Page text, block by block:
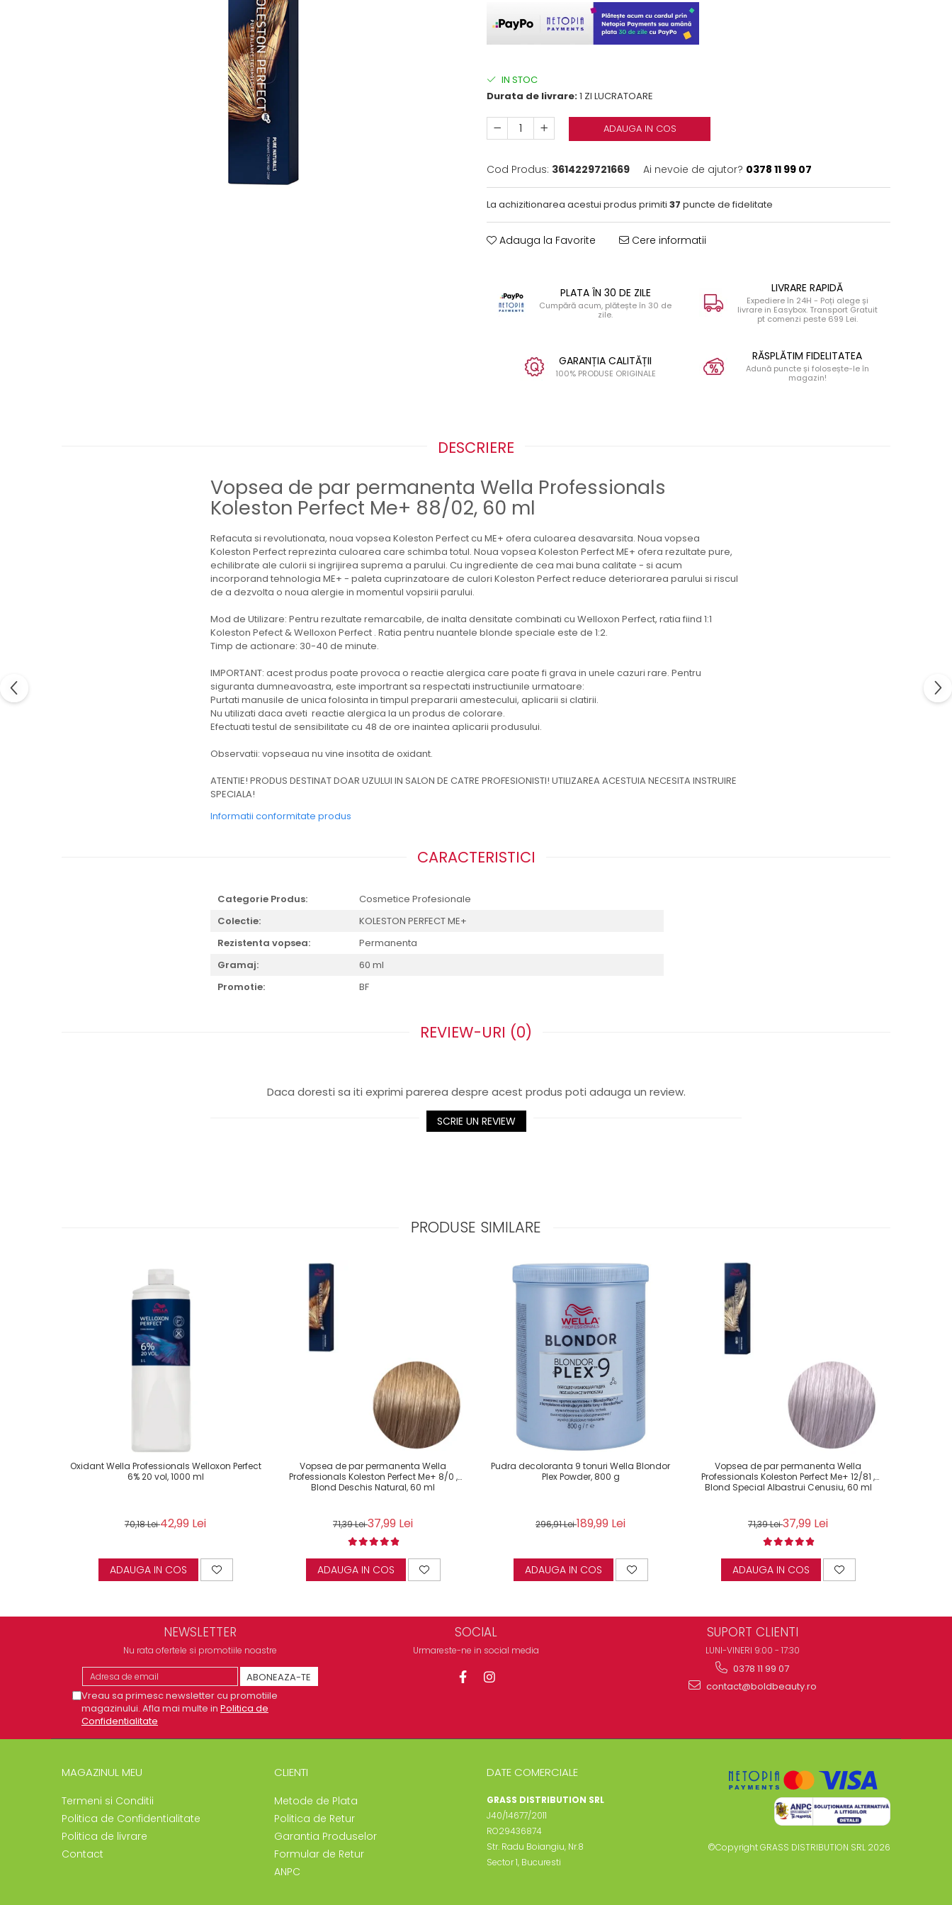
IN STOC
Durata de livrare:1 ZI LUCRATOARE
ADAUGA IN COS
Cod Produs: 3614229721669 Ai nevoie de ajutor? 0378 11 99 07
La achizitionarea acestui produs primiti 37 puncte de fidelitate
Adauga la Favorite Cere informatii
PLATA ÎN 30 DE ZILE
Cumpără acum, plătește în 30 de
zile.
LIVRARE RAPIDĂ
Expediere în 24H - Poți alege și
livrare in Easybox. Transport Gratuit
pt comenzi peste 699 Lei.
GARANȚIA CALITĂȚII
100% PRODUSE ORIGINALE
RĂSPLĂTIM FIDELITATEA
Adună puncte și folosește-le în
magazin!
DESCRIERE
Vopsea de par permanenta Wella Professionals
Koleston Perfect Me+ 88/02, 60 ml
Refacuta si revolutionata, noua vopsea Koleston Perfect cu ME+ ofera culoarea desavarsita. Noua vopsea
Koleston Perfect reprezinta culoarea care schimba totul. Noua vopsea Koleston Perfect ME+ ofera rezultate pure,
echilibrate ale culorii si ingrijirea suprema a parului. Cu ingrediente de cea mai buna calitate - si acum
incorporand tehnologia ME+ - paleta cuprinzatoare de culori Koleston Perfect reduce deteriorarea parului si riscul
de a dezvolta o noua alergie in momentul vopsirii parului.
Mod de Utilizare: Pentru rezultate remarcabile, de inalta densitate combinati cu Welloxon Perfect, ratia fiind 1:1
Koleston Pefect & Welloxon Perfect . Ratia pentru nuantele blonde speciale este de 1:2.
Timp de actionare: 30-40 de minute.
IMPORTANT: acest produs poate provoca o reactie alergica care poate fi grava in unele cazuri rare. Pentru
siguranta dumneavoastra, este importrant sa respectati instructiunile urmatoare:
Purtati manusile de unica folosinta in timpul prepararii amestecului, aplicarii si clatirii.
Nu utilizati daca aveti reactie alergica la un produs de colorare.
Efectuati testul de sensibilitate cu 48 de ore inaintea aplicarii produsului.
Observatii: vopseaua nu vine insotita de oxidant.
ATENTIE! PRODUS DESTINAT DOAR UZULUI IN SALON DE CATRE PROFESIONISTI! UTILIZAREA ACESTUIA NECESITA INSTRUIRE
SPECIALA!
Informatii conformitate produs
CARACTERISTICI
Categorie Produs:
Cosmetice Profesionale
Colectie:
KOLESTON PERFECT ME+
Rezistenta vopsea:
Permanenta
Gramaj:
60 ml
Promotie:
BF
REVIEW-URI (0)
Daca doresti sa iti exprimi parerea despre acest produs poti adauga un review.
SCRIE UN REVIEW
PRODUSE SIMILARE
Oxidant Wella Professionals Welloxon Perfect
6% 20 vol, 1000 ml
70,18 Lei42,99 Lei
ADAUGA IN COS
Vopsea de par permanenta Wella
Professionals Koleston Perfect Me+ 8/0 ,
Blond Deschis Natural, 60 ml
71,39 Lei37,99 Lei
ADAUGA IN COS
Pudra decoloranta 9 tonuri Wella Blondor
Plex Powder, 800 g
296,91 Lei189,99 Lei
ADAUGA IN COS
Vopsea de par permanenta Wella
Professionals Koleston Perfect Me+ 12/81 ,
Blond Special Albastrui Cenusiu, 60 ml
71,39 Lei37,99 Lei
ADAUGA IN COS
NEWSLETTER
Nu rata ofertele si promotiile noastre
Vreau sa primesc newsletter cu promotiile
magazinului. Afla mai multe in Politica de
Confidentialitate
SOCIAL
Urmareste-ne in social media
SUPORT CLIENTI
LUNI-VINERI 9:00 - 17:30
0378 11 99 07
contact@boldbeauty.ro
MAGAZINUL MEU
Termeni si Conditii
Politica de Confidentialitate
Politica de livrare
Contact
CLIENTI
Metode de Plata
Politica de Retur
Garantia Produselor
Formular de Retur
ANPC
DATE COMERCIALE
GRASS DISTRIBUTION SRL
J40/14677/2011
RO29436874
Str. Radu Boiangiu, Nr.8
Sector 1, Bucuresti
©Copyright GRASS DISTRIBUTION SRL 2026